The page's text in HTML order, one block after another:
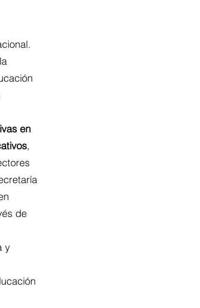
en
,
de
y